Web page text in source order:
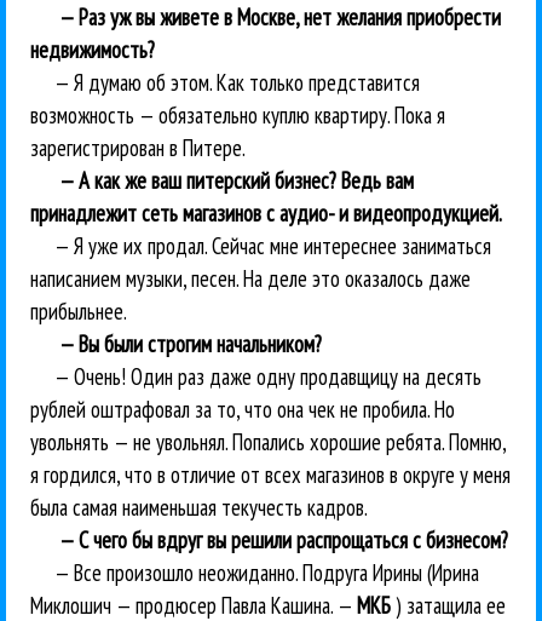
— Раз уж вы живете в Москве, нет желания приобрести
недвижимость?
— Я думаю об этом. Как только представится
возможность — обязательно куплю квартиру. Пока я
зарегистрирован в Питере.
— А как же ваш питерский бизнес? Ведь вам
принадлежит сеть магазинов с аудио- и видеопродукцией.
— Я уже их продал. Сейчас мне интереснее заниматься
написанием музыки, песен. На деле это оказалось даже
прибыльнее.
— Вы были строгим начальником?
— Очень! Один раз даже одну продавщицу на десять
рублей оштрафовал за то, что она чек не пробила. Но
увольнять — не увольнял. Попались хорошие ребята. Помню,
я гордился, что в отличие от всех магазинов в округе у меня
была самая наименьшая текучесть кадров.
— С чего бы вдруг вы решили распрощаться с бизнесом?
— Все произошло неожиданно. Подруга Ирины (Ирина
Миклошич — продюсер Павла Кашина. — МКБ) затащила ее